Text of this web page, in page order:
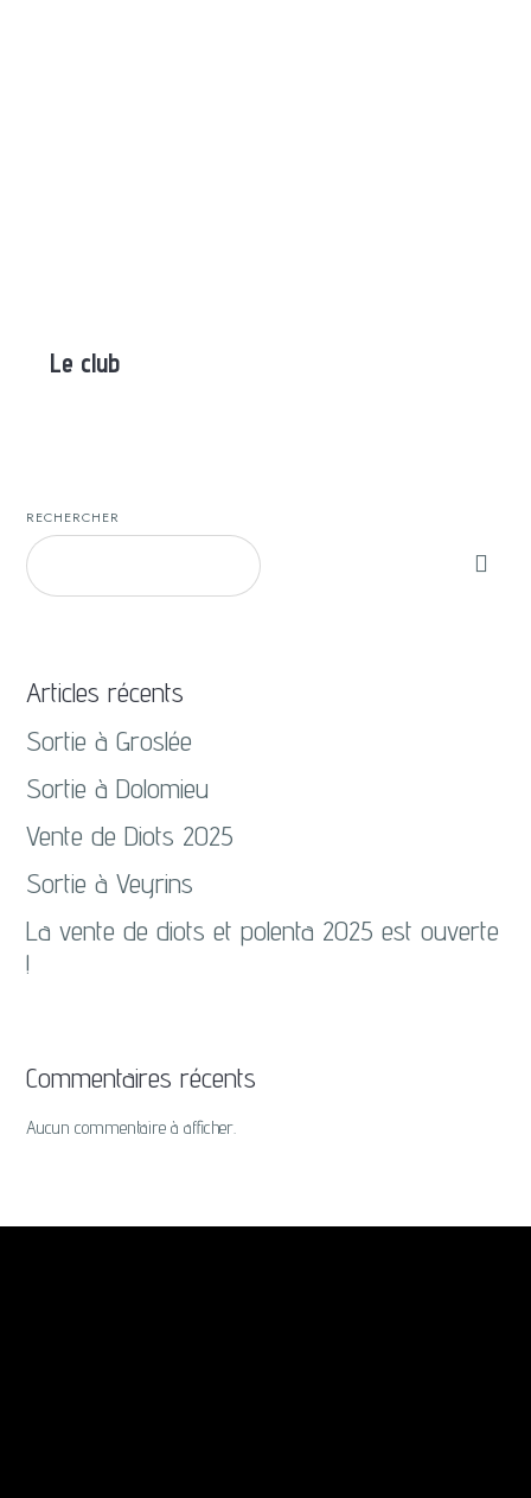
Le club
RECHERCHER
Articles récents
Sortie à Groslée
Sortie à Dolomieu
Vente de Diots 2025
Sortie à Veyrins
La vente de diots et polenta 2025 est ouverte
!
Commentaires récents
Aucun commentaire à afficher.